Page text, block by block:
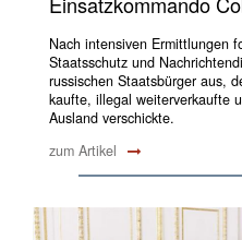
Nach intensiven Ermittlungen
Staatsschutz und
russischen Staatsbürger aus,
kaufte, illegal weiterverkaufte
Ausland verschickte.
zum Artikel